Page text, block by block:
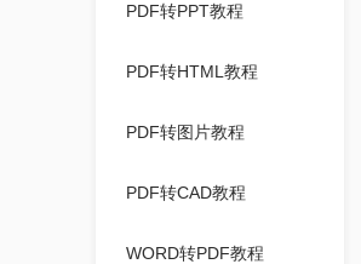
PDF转PPT教程
PDF转HTML教程
PDF转图片教程
PDF转CAD教程
WORD转PDF教程